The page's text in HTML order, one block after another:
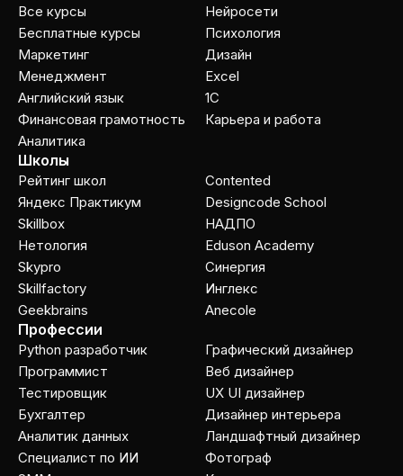
Все курсы
Бесплатные курсы
Маркетинг
Менеджмент
Английский язык
Финансовая грамотность
Аналитика
Нейросети
Психология
Дизайн
Excel
1C
Карьера и работа
Школы
Рейтинг школ
Яндекс Практикум
Skillbox
Нетология
Skypro
Skillfactory
Geekbrains
Contented
Designcode School
НАДПО
Eduson Academy
Cинергия
Инглекс
Anecole
Профессии
Python разработчик
Программист
Тестировщик
Бухгалтер
Аналитик данных
Специалист по ИИ
Графический дизайнер
Веб дизайнер
UX UI дизайнер
Дизайнер интерьера
Ландшафтный дизайнер
Фотограф